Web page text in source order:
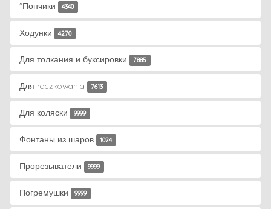
"Пончики 4340
Ходунки 4270
Для толкания и буксировки 7885
Для raczkowania 7613
Для коляски 9999
Фонтаны из шаров 1024
Прорезыватели 9999
Погремушки 9999